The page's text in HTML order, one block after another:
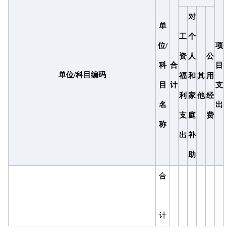
单位/科目编码
单
位/
科
目
名
称
合
计
项
目
支
出
工
资
福
利
支
出
对
个
人
和
家
庭
补
助
其
他
公
用
经
费
合
计